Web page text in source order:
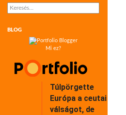
Keresés:
BLOG
Mi ez?
Túlpörgette
Európa a ceutai
válságot, de